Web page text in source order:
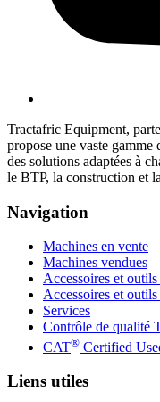
Tractafric Equipment,
propose une vaste
des solutions adaptées à
le BTP, la construction et
Navigation
Machines en vente
Machines vendues
Accessoires et
Accessoires et
Services
Contrôle de qualité
CAT® Certified
Liens utiles